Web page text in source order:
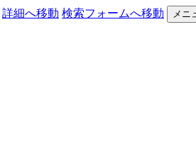
詳細へ移動 検索フォームへ移動 メニ